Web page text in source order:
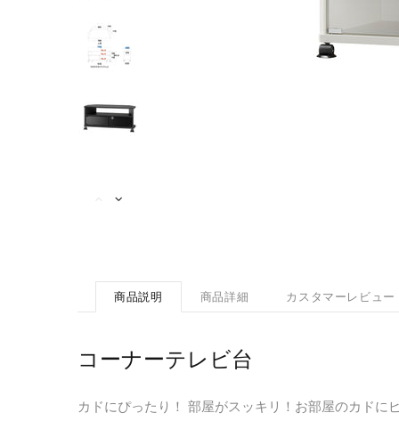
検索
商品説明 商品詳細 カスタマーレビュー
コーナーテレビ台
カドにぴったり！ 部屋がスッキリ！お部屋のカドに